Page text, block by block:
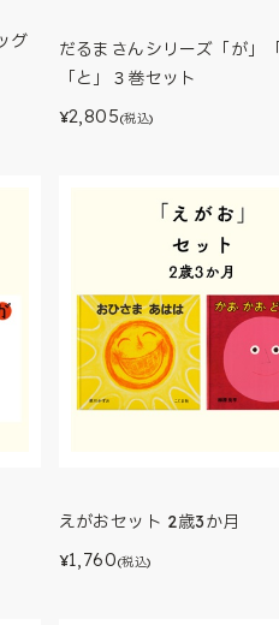
グ
だるまさんシリーズ「が」
「と」３巻セット
¥2,805(税込)
えがおセット 2歳3か月
¥1,760(税込)